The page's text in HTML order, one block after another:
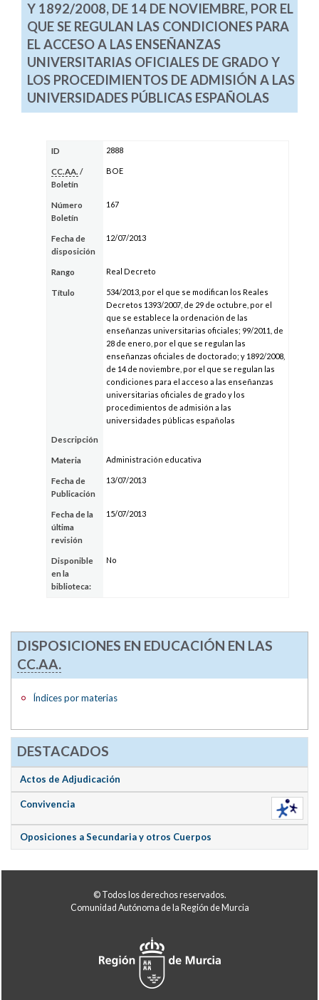
Y 1892/2008, DE 14 DE NOVIEMBRE, POR EL
QUE SE REGULAN LAS CONDICIONES PARA
EL ACCESO A LAS ENSEÑANZAS
UNIVERSITARIAS OFICIALES DE GRADO Y
LOS PROCEDIMIENTOS DE ADMISIÓN A LAS
UNIVERSIDADES PÚBLICAS ESPAÑOLAS
ID 2888
CC.AA. /
Boletín
BOE
Número
Boletín
167
Fecha de
disposición
12/07/2013
Rango Real Decreto
Título
534/2013, por el que se modifican los Reales
Decretos 1393/2007, de 29 de octubre, por el
que se establece la ordenación de las
enseñanzas universitarias oficiales; 99/2011, de
28 de enero, por el que se regulan las
enseñanzas oficiales de doctorado; y 1892/2008,
de 14 de noviembre, por el que se regulan las
condiciones para el acceso a las enseñanzas
universitarias oficiales de grado y los
procedimientos de admisión a las
universidades públicas españolas
Descripción
Materia Administración educativa
Fecha de
Publicación
13/07/2013
Fecha de la
última
revisión
15/07/2013
Disponible
en la
biblioteca:
No
DISPOSICIONES EN EDUCACIÓN EN LAS
CC.AA.
Índices por materias
DESTACADOS
Actos de Adjudicación
Convivencia
Oposiciones a Secundaria y otros Cuerpos
© Todos los derechos reservados.
Comunidad Autónoma de la Región de Murcia